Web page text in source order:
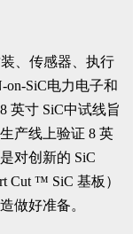
、传感器、执行
on-SiC电力电子和
英寸 SiC中试线旨
产线上验证 8 英
对创新的 SiC
Cut ™ SiC 基板）
做好准备。